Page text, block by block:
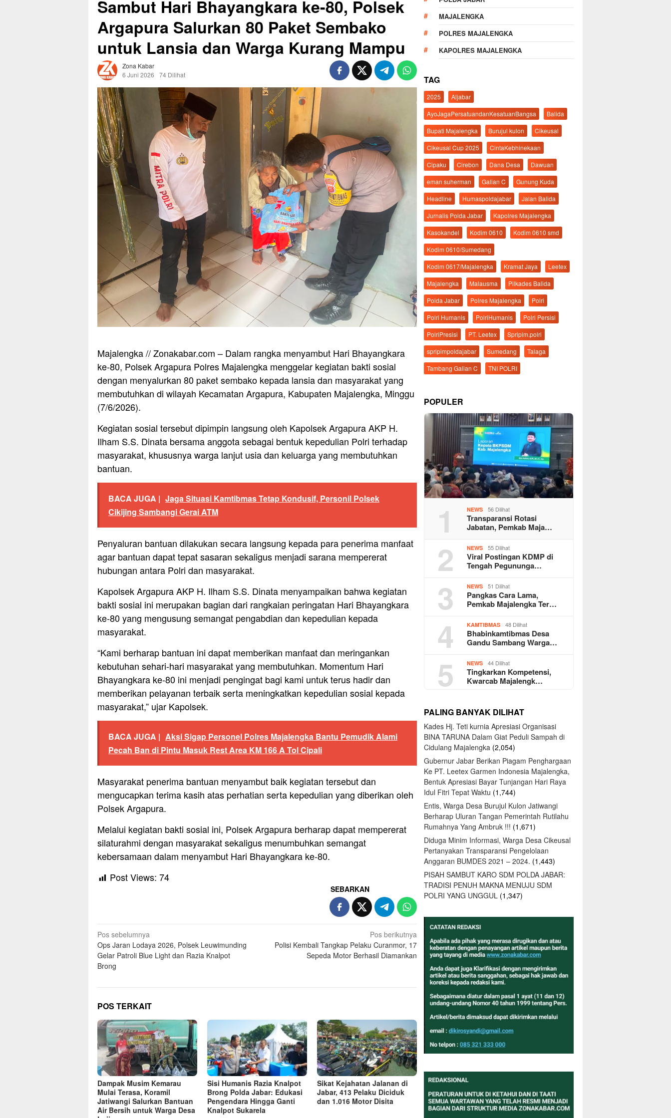
Sambut Hari Bhayangkara ke-80, Polsek
Argapura Salurkan 80 Paket Sembako
untuk Lansia dan Warga Kurang Mampu
Zona Kabar
6 Juni 2026
74 Dilihat
Majalengka // Zonakabar.com – Dalam rangka menyambut Hari Bhayangkara
ke-80, Polsek Argapura Polres Majalengka menggelar kegiatan bakti sosial
dengan menyalurkan 80 paket sembako kepada lansia dan masyarakat yang
membutuhkan di wilayah Kecamatan Argapura, Kabupaten Majalengka, Minggu
(7/6/2026).
Kegiatan sosial tersebut dipimpin langsung oleh Kapolsek Argapura AKP H.
Ilham S.S. Dinata bersama anggota sebagai bentuk kepedulian Polri terhadap
masyarakat, khususnya warga lanjut usia dan keluarga yang membutuhkan
bantuan.
BACA JUGA | Jaga Situasi Kamtibmas Tetap Kondusif, Personil Polsek
Cikijing Sambangi Gerai ATM
Penyaluran bantuan dilakukan secara langsung kepada para penerima manfaat
agar bantuan dapat tepat sasaran sekaligus menjadi sarana mempererat
hubungan antara Polri dan masyarakat.
Kapolsek Argapura AKP H. Ilham S.S. Dinata menyampaikan bahwa kegiatan
bakti sosial ini merupakan bagian dari rangkaian peringatan Hari Bhayangkara
ke-80 yang mengusung semangat pengabdian dan kepedulian kepada
masyarakat.
“Kami berharap bantuan ini dapat memberikan manfaat dan meringankan
kebutuhan sehari-hari masyarakat yang membutuhkan. Momentum Hari
Bhayangkara ke-80 ini menjadi pengingat bagi kami untuk terus hadir dan
memberikan pelayanan terbaik serta meningkatkan kepedulian sosial kepada
masyarakat,” ujar Kapolsek.
BACA JUGA | Aksi Sigap Personel Polres Majalengka Bantu Pemudik Alami
Pecah Ban di Pintu Masuk Rest Area KM 166 A Tol Cipali
Masyarakat penerima bantuan menyambut baik kegiatan tersebut dan
mengucapkan terima kasih atas perhatian serta kepedulian yang diberikan oleh
Polsek Argapura.
Melalui kegiatan bakti sosial ini, Polsek Argapura berharap dapat mempererat
silaturahmi dengan masyarakat sekaligus menumbuhkan semangat
kebersamaan dalam menyambut Hari Bhayangkara ke-80.
Post Views: 74
SEBARKAN
Navigasi
pos
Pos sebelumnya
Ops Jaran Lodaya 2026, Polsek Leuwimunding
Gelar Patroli Blue Light dan Razia Knalpot
Brong
Pos berikutnya
Polisi Kembali Tangkap Pelaku Curanmor, 17
Sepeda Motor Berhasil Diamankan
POS TERKAIT
Dampak Musim Kemarau
Mulai Terasa, Koramil
Jatiwangi Salurkan Bantuan
Air Bersih untuk Warga Desa
Sisi Humanis Razia Knalpot
Brong Polda Jabar: Edukasi
Pengendara Hingga Ganti
Knalpot Sukarela
Sikat Kejahatan Jalanan di
Jabar, 413 Pelaku Diciduk
dan 1.016 Motor Disita
MAJALENGKA
POLRES MAJALENGKA
KAPOLRES MAJALENGKA
TAG
2025
Aljabar
AyoJagaPersatuandanKesatuanBangsa
Balida
Bupati Majalengka
Burujul kulon
Cikeusal
Cikeusal Cup 2025
CintaKebhinekaan
Cipaku
Cirebon Dana Desa
Dawuan
eman suherman
Galian C
Gunung Kuda
Headline
Humaspoldajabar
Jalan Balida
Jurnalis Polda Jabar
Kapolres Majalengka
Kasokandel
Kodim 0610
Kodim 0610 smd
Kodim 0610/Sumedang
Kodim 0617/Majalengka
Kramat Jaya
Leetex
Majalengka
Malausma
Pilkades Balida
Polda Jabar
Polres Majalengka
Polri
Polri Humanis
PolriHumanis
Polri Persisi
PolriPresisi
PT. Leetex
Spripim.polri
spripimpoldajabar
Sumedang
Talaga
Tambang Galian C
TNI POLRI
POPULER
1 NEWS 56 Dilihat
Transparansi Rotasi
Jabatan, Pemkab Maja…
2 NEWS 55 Dilihat
Viral Postingan KDMP di
Tengah Pegununga…
3 NEWS 51 Dilihat
Pangkas Cara Lama,
Pemkab Majalengka Ter…
4 KAMTIBMAS 48 Dilihat
Bhabinkamtibmas Desa
Gandu Sambang Warga…
5 NEWS 44 Dilihat
Tingkarkan Kompetensi,
Kwarcab Majalengk…
PALING BANYAK DILIHAT
Kades Hj. Teti kurnia Apresiasi Organisasi
BINA TARUNA Dalam Giat Peduli Sampah di
Cidulang Majalengka (2,054)
Gubernur Jabar Berikan Piagam Penghargaan
Ke PT. Leetex Garmen Indonesia Majalengka,
Bentuk Apresiasi Bayar Tunjangan Hari Raya
Idul Fitri Tepat Waktu (1,744)
Entis, Warga Desa Burujul Kulon Jatiwangi
Berharap Uluran Tangan Pemerintah Rutilahu
Rumahnya Yang Ambruk !!! (1,671)
Diduga Minim Informasi, Warga Desa Cikeusal
Pertanyakan Transparansi Pengelolaan
Anggaran BUMDES 2021 – 2024. (1,443)
PISAH SAMBUT KARO SDM POLDA JABAR:
TRADISI PENUH MAKNA MENUJU SDM
POLRI YANG UNGGUL (1,347)